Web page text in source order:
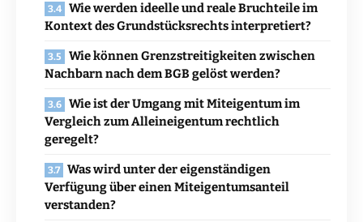
Wie werden ideelle und reale Bruchteile im
Kontext des Grundstücksrechts interpretiert?
Wie können Grenzstreitigkeiten zwischen
Nachbarn nach dem BGB gelöst werden?
Wie ist der Umgang mit Miteigentum im
Vergleich zum Alleineigentum rechtlich
geregelt?
Was wird unter der eigenständigen
Verfügung über einen Miteigentumsanteil
verstanden?